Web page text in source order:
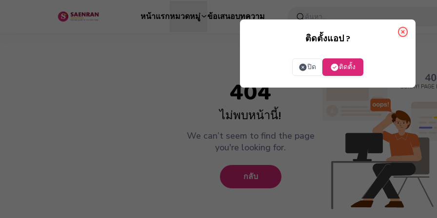
หน้าแรกหมวดหมู่ ข้อเสนอบทความ
ติดตั้งแอป ?
ปิด ติดตั้ง
404
ไม่พบหน้านี้!
We can’t seem to find the page
you're looking for.
กลับ